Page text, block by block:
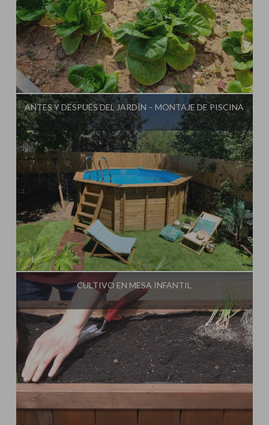
Influencer:
ANTES Y DESPUÉS DEL JARDÍN – MONTAJE DE PISCINA
Influencer:
CULTIVO EN MESA INFANTIL